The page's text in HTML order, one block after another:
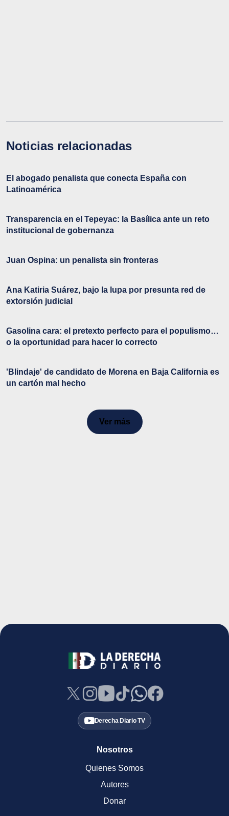
Noticias relacionadas
El abogado penalista que conecta España con
Latinoamérica
Transparencia en el Tepeyac: la Basílica ante un reto
institucional de gobernanza
Juan Ospina: un penalista sin fronteras
Ana Katiria Suárez, bajo la lupa por presunta red de
extorsión judicial
Gasolina cara: el pretexto perfecto para el populismo…
o la oportunidad para hacer lo correcto
'Blindaje' de candidato de Morena en Baja California es
un cartón mal hecho
Ver más
Derecha Diario TV
Nosotros
Quienes Somos
Autores
Donar